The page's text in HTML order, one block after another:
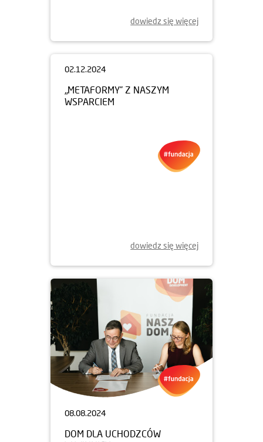
dowiedz się więcej
02.12.2024
„METAFORMY” Z NASZYM
WSPARCIEM
dowiedz się więcej
08.08.2024
DOM DLA UCHODZCÓW